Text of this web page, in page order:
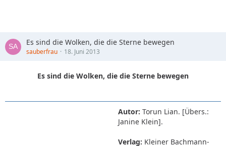
Es sind die Wolken, die die Sterne bewegen
sauberfrau 18. Juni 2013
Es sind die Wolken, die die Sterne bewegen
Autor: Torun Lian. [Übers.:
Janine Klein].
Verlag: Kleiner Bachmann-